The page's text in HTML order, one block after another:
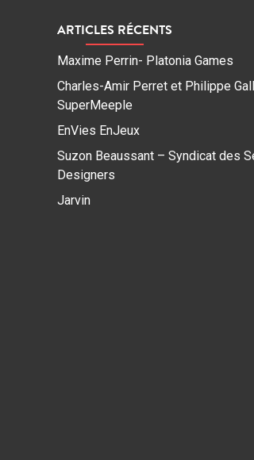
ARTICLES RÉCENTS
Maxime Perrin- Platonia Games
Charles-Amir Perret et Philippe
SuperMeeple
EnVies EnJeux
Suzon Beaussant – Syndicat des
Designers
Jarvin